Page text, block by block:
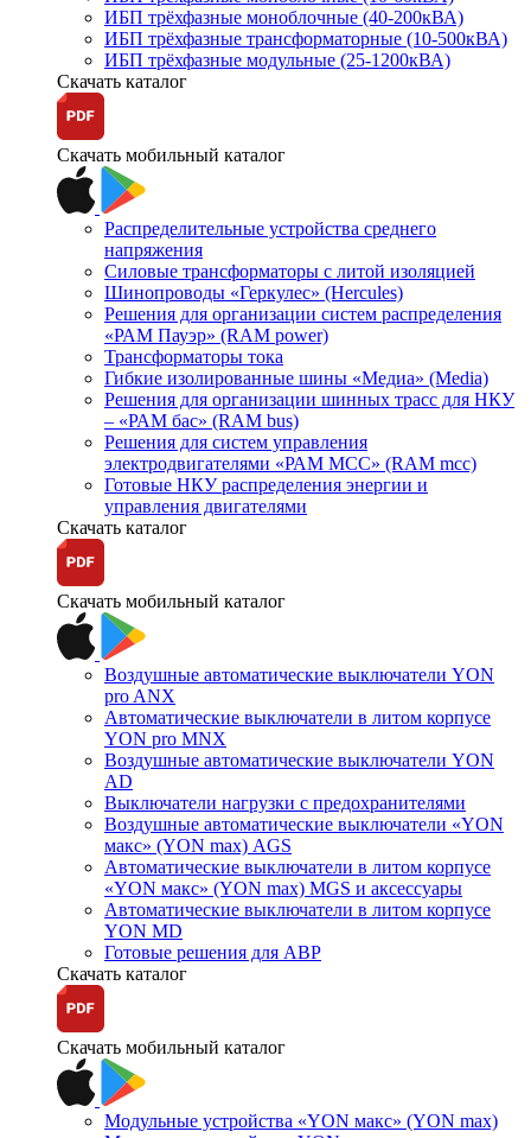
ИБП трёхфазные моноблочные (40-200кВА)
ИБП трёхфазные трансформаторные (10-500кВА)
ИБП трёхфазные модульные (25-1200кВА)
Скачать каталог
Скачать мобильный каталог
Распределительные устройства среднего
напряжения
Силовые трансформаторы с литой изоляцией
Шинопроводы «Геркулес» (Hercules)
Решения для организации систем распределения
«РАМ Пауэр» (RAM power)
Трансформаторы тока
Гибкие изолированные шины «Медиа» (Media)
Решения для организации шинных трасс для НКУ
– «РАМ бас» (RAM bus)
Решения для систем управления
электродвигателями «РАМ МСС» (RAM mcc)
Готовые НКУ распределения энергии и
управления двигателями
Скачать каталог
Скачать мобильный каталог
Воздушные автоматические выключатели YON
pro ANX
Автоматические выключатели в литом корпусе
YON pro MNX
Воздушные автоматические выключатели YON
AD
Выключатели нагрузки с предохранителями
Воздушные автоматические выключатели «YON
макс» (YON max) AGS
Автоматические выключатели в литом корпусе
«YON макс» (YON max) MGS и аксессуары
Автоматические выключатели в литом корпусе
YON MD
Готовые решения для АВР
Скачать каталог
Скачать мобильный каталог
Модульные устройства «YON макс» (YON max)